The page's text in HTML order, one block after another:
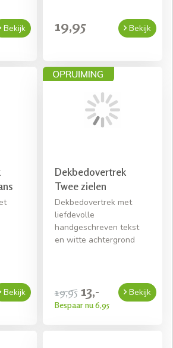
Bekijk 19,95 Bekijk
Bekijk
Dekbedovertrek
Twee zielen
Dekbedovertrek met
liefdevolle
handgeschreven tekst
en witte achtergrond
19,95 13,-
Bespaar nu 6,95
Bekijk